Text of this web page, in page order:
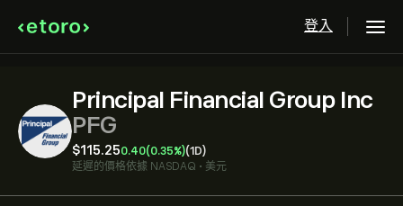
登入
Principal Financial Group Inc
PFG
‎$‎115.250.40(0.35%)(1D)
延遲的價格依據 NASDAQ • 美元